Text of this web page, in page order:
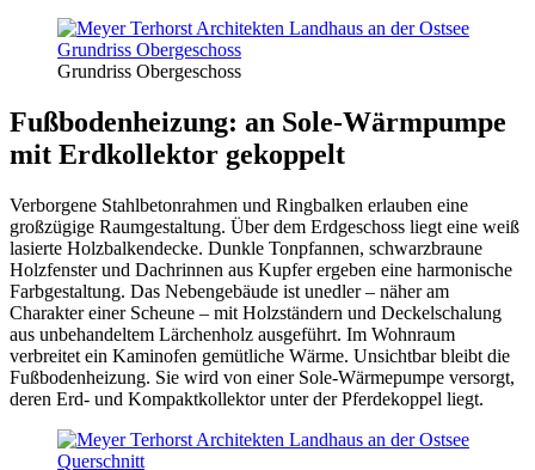
Grun­d­riss Ober­ge­schoss
Fußbodenheizung: an Sole-Wärmpumpe
mit Erdkollektor gekoppelt
Verborgene Stahlbetonrahmen und Ringbalken erlauben eine
großzügige Raumgestaltung. Über dem Erdgeschoss liegt eine weiß
lasierte Holzbalkendecke. Dunkle Tonpfannen, schwarzbraune
Holzfenster und Dachrinnen aus Kupfer ergeben eine harmonische
Farbgestaltung. Das Nebengebäude ist unedler – näher am
Charakter einer Scheune – mit Holzständern und Deckelschalung
aus unbehandeltem Lärchenholz ausgeführt. Im Wohnraum
verbreitet ein Kaminofen gemütliche Wärme. Unsichtbar bleibt die
Fußbodenheizung. Sie wird von einer Sole-Wärmepumpe versorgt,
deren Erd- und Kompaktkollektor unter der Pferdekoppel liegt.